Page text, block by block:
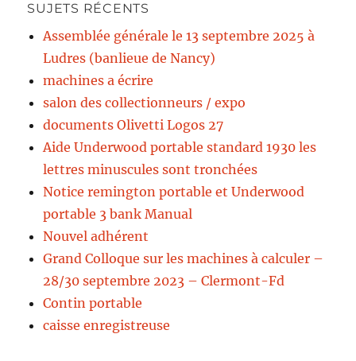
SUJETS RÉCENTS
Assemblée générale le 13 septembre 2025 à
Ludres (banlieue de Nancy)
machines a écrire
salon des collectionneurs / expo
documents Olivetti Logos 27
Aide Underwood portable standard 1930 les
lettres minuscules sont tronchées
Notice remington portable et Underwood
portable 3 bank Manual
Nouvel adhérent
Grand Colloque sur les machines à calculer –
28/30 septembre 2023 – Clermont-Fd
Contin portable
caisse enregistreuse